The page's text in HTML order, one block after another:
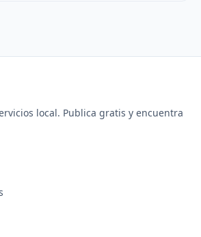
local. Publica gratis y encuentra